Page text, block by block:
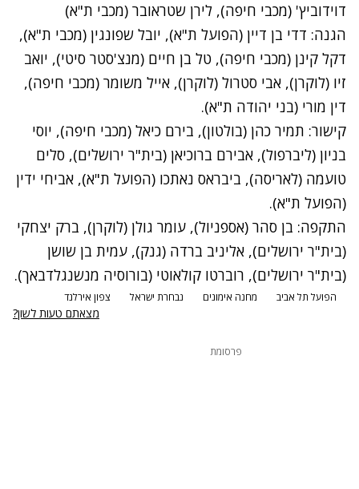
דוידוביץ' (מכבי חיפה), לירן שטראובר (מכבי ת"א)
הגנה: דדי בן דיין (הפועל ת"א), יובל שפונגין (מכבי ת"א),
דקל קינן (מכבי חיפה), טל בן חיים (מנצ'סטר סיטי), יואב
זיו (לוקרן), אבי סטרול (לוקרן), אייל משומר (מכבי חיפה),
דין מורי (בני יהודה ת"א).
קישור: תמיר כהן (בולטון), בירם כיאל (מכבי חיפה), יוסי
בניון (ליברפול), אבירם ברוכיאן (בית"ר ירושלים), סלים
טועמה (לאריסה), ביבראס נאתכו (הפועל ת"א), אביחי ידין
(הפועל ת"א).
התקפה: בן סהר (אספניול), עומר גולן (לוקרן), ברק יצחקי
(בית"ר ירושלים), אליניב ברדה (גנק), עמית בן שושן
(בית"ר ירושלים), רוברטו קולאוטי (בורוסיה מנשנגלדבאך).
הפועל תל אביב מחנה אימונים נבחרת ישראל צפון אירלנד
מצאתם טעות לשון?
פרסומת